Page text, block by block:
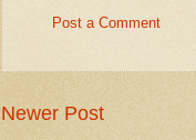
Post a Comment
Newer Post